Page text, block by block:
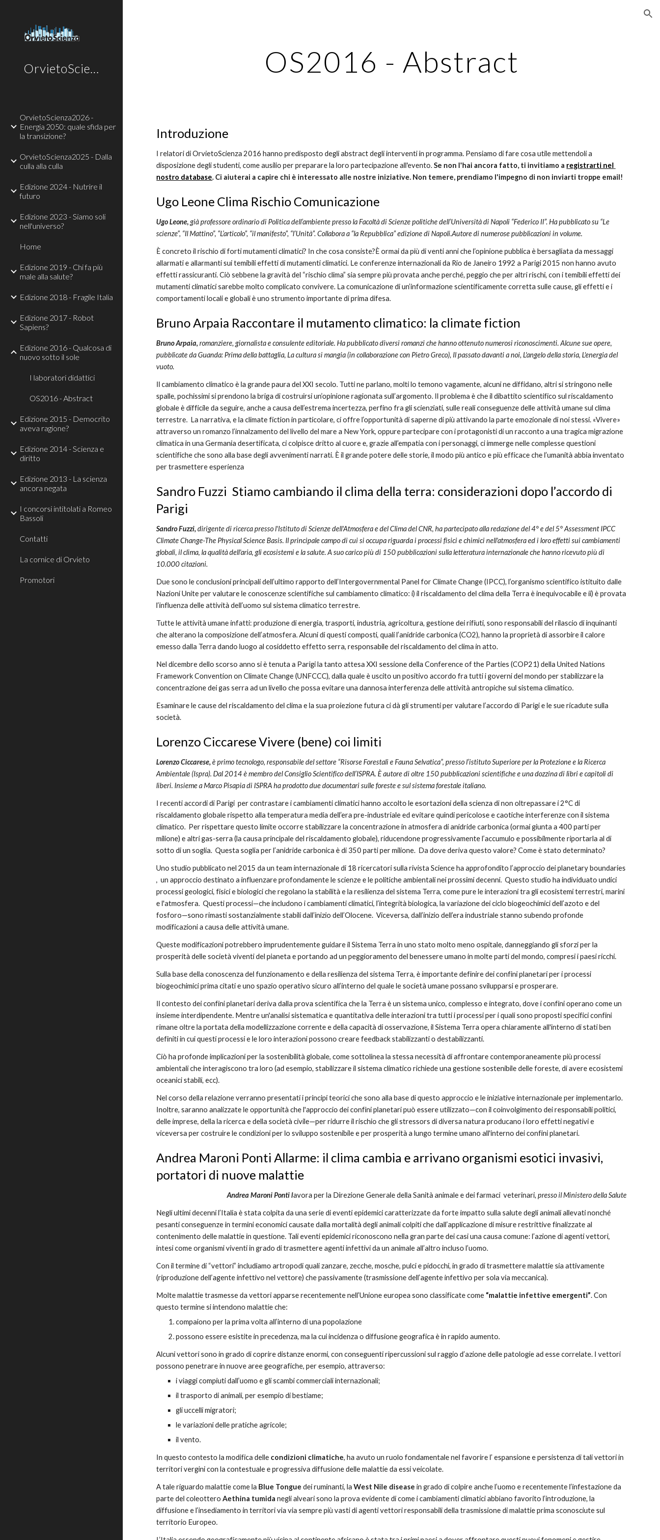
OrvietoScienza
OrvietoScienza2026 -
Energia 2050: quale sfida per
la transizione?
OrvietoScienza2025 - Dalla
culla alla culla
Edizione 2024 - Nutrire il
futuro
Edizione 2023 - Siamo soli
nell'universo?
Home
Edizione 2019 - Chi fa più
male alla salute?
Edizione 2018 - Fragile Italia
Edizione 2017 - Robot
Sapiens?
Edizione 2016 - Qualcosa di
nuovo sotto il sole
I laboratori didattici
OS2016 - Abstract
Edizione 2015 - Democrito
aveva ragione?
Edizione 2014 - Scienza e
diritto
Edizione 2013 - La scienza
ancora negata
I concorsi intitolati a Romeo
Bassoli
Contatti
La cornice di Orvieto
Promotori
OS2016 - Abstract
Introduzione
I relatori di OrvietoScienza 2016 hanno predisposto degli abstract degli interventi in programma. Pensiamo di fare cosa utile mettendoli a
disposizione degli studenti, come ausilio per preparare la loro partecipazione all'evento. Se non l'hai ancora fatto, ti invitiamo a registrarti nel
nostro database. Ci aiuterai a capire chi è interessato alle nostre iniziative. Non temere, prendiamo l'impegno di non inviarti troppe email!
Ugo Leone Clima Rischio Comunicazione
Ugo Leone, già professore ordinario di Politica dell’ambiente presso la Facoltà di Scienze politiche dell’Università di Napoli “Federico II”. Ha pubblicato su “Le
scienze”, “Il Mattino”, “L’articolo”, “il manifesto”, “l’Unità”. Collabora a “la Repubblica” edizione di Napoli.Autore di numerose pubblicazioni in volume.
È concreto il rischio di forti mutamenti climatici? In che cosa consiste?È ormai da più di venti anni che l’opinione pubblica è bersagliata da messaggi
allarmati e allarmanti sui temibili effetti di mutamenti climatici. Le conferenze internazionali da Rio de Janeiro 1992 a Parigi 2015 non hanno avuto
effetti rassicuranti. Ciò sebbene la gravità del “rischio clima” sia sempre più provata anche perché, peggio che per altri rischi, con i temibili effetti dei
mutamenti climatici sarebbe molto complicato convivere. La comunicazione di un’informazione scientificamente corretta sulle cause, gli effetti e i
comportamenti locali e globali è uno strumento importante di prima difesa.
Bruno Arpaia Raccontare il mutamento climatico: la climate fiction
Bruno Arpaia, romanziere, giornalista e consulente editoriale. Ha pubblicato diversi romanzi che hanno ottenuto numerosi riconoscimenti. Alcune sue opere,
pubblicate da Guanda: Prima della battaglia, La cultura si mangia (in collaborazione con Pietro Greco), Il passato davanti a noi, L'angelo della storia, L'energia del
vuoto.
Il cambiamento climatico è la grande paura del XXI secolo. Tutti ne parlano, molti lo temono vagamente, alcuni ne diffidano, altri si stringono nelle
spalle, pochissimi si prendono la briga di costruirsi un’opinione ragionata sull’argomento. Il problema è che il dibattito scientifico sul riscaldamento
globale è difficile da seguire, anche a causa dell’estrema incertezza, perfino fra gli scienziati, sulle reali conseguenze delle attività umane sul clima
terrestre.  La narrativa, e la climate fiction in particolare, ci offre l’opportunità di saperne di più attivando la parte emozionale di noi stessi. «Vivere»
attraverso un romanzo l’innalza­mento del livello del mare a New York, oppure partecipare con i protagonisti di un racconto a una tragica migrazione
climatica in una Germania desertificata, ci colpisce dritto al cuore e, grazie all’empatia con i personaggi, ci immerge nelle complesse questioni
scientifiche che sono alla base degli avvenimenti narrati. È il grande potere delle storie, il modo più antico e più efficace che l’umanità abbia inventato
per trasmettere esperienza
Sandro Fuzzi  Stiamo cambiando il clima della terra: considerazioni dopo l’accordo di
Parigi
Sandro Fuzzi, dirigente di ricerca presso l'Istituto di Scienze dell'Atmosfera e del Clima del CNR, ha partecipato alla redazione del 4° e del 5° Assessment IPCC
Climate Change-The Physical Science Basis. Il principale campo di cui si occupa riguarda i processi fisici e chimici nell'atmosfera ed i loro effetti sui cambiamenti
globali, il clima, la qualità dell'aria, gli ecosistemi e la salute. A suo carico più di 150 pubblicazioni sulla letteratura internazionale che hanno ricevuto più di
10.000 citazioni.
Due sono le conclusioni principali dell’ultimo rapporto dell’Intergovernmental Panel for Climate Change (IPCC), l’organismo scientifico istituito dalle
Nazioni Unite per valutare le conoscenze scientifiche sul cambiamento climatico: i) il riscaldamento del clima della Terra è inequivocabile e ii) è provata
l’influenza delle attività dell’uomo sul sistema climatico terrestre.
Tutte le attività umane infatti: produzione di energia, trasporti, industria, agricoltura, gestione dei rifiuti, sono responsabili del rilascio di inquinanti
che alterano la composizione dell’atmosfera. Alcuni di questi composti, quali l’anidride carbonica (CO2), hanno la proprietà di assorbire il calore
emesso dalla Terra dando luogo al cosiddetto effetto serra, responsabile del riscaldamento del clima in atto.
Nel dicembre dello scorso anno si è tenuta a Parigi la tanto attesa XXI sessione della Conference of the Parties (COP21) della United Nations
Framework Convention on Climate Change (UNFCCC), dalla quale è uscito un positivo accordo fra tutti i governi del mondo per stabilizzare la
concentrazione dei gas serra ad un livello che possa evitare una dannosa interferenza delle attività antropiche sul sistema climatico.
Esaminare le cause del riscaldamento del clima e la sua proiezione futura ci dà gli strumenti per valutare l’accordo di Parigi e le sue ricadute sulla
società.
Lorenzo Ciccarese Vivere (bene) coi limiti
Lorenzo Ciccarese, è primo tecnologo, responsabile del settore “Risorse Forestali e Fauna Selvatica”, presso l’istituto Superiore per la Protezione e la Ricerca
Ambientale (Ispra). Dal 2014 è membro del Consiglio Scientifico dell’ISPRA. È autore di oltre 150 pubblicazioni scientifiche e una dozzina di libri e capitoli di
liberi. Insieme a Marco Pisapia di ISPRA ha prodotto due documentari sulle foreste e sul sistema forestale italiano.
I recenti accordi di Parigi  per contrastare i cambiamenti climatici hanno accolto le esortazioni della scienza di non oltrepassare i 2°C di
riscaldamento globale rispetto alla temperatura media dell’era pre-industriale ed evitare quindi pericolose e caotiche interferenze con il sistema
climatico.  Per rispettare questo limite occorre stabilizzare la concentrazione in atmosfera di anidride carbonica (ormai giunta a 400 parti per
milione) e altri gas-serra (la causa principale del riscaldamento globale), riducendone progressivamente l’accumulo e possibilmente riportarla al di
sotto di un soglia.  Questa soglia per l’anidride carbonica è di 350 parti per milione.  Da dove deriva questo valore? Come è stato determinato?
Uno studio pubblicato nel 2015 da un team internazionale di 18 ricercatori sulla rivista Science ha approfondito l’approccio dei planetary boundaries
,  un approccio destinato a influenzare profondamente le scienze e le politiche ambientali nei prossimi decenni.  Questo studio ha individuato undici
processi geologici, fisici e biologici che regolano la stabilità e la resilienza del sistema Terra, come pure le interazioni tra gli ecosistemi terrestri, marini
e l'atmosfera.  Questi processi—che includono i cambiamenti climatici, l’integrità biologica, la variazione dei ciclo biogeochimici dell’azoto e del
fosforo—sono rimasti sostanzialmente stabili dall’inizio dell’Olocene.  Viceversa, dall’inizio dell’era industriale stanno subendo profonde
modificazioni a causa delle attività umane.
Queste modificazioni potrebbero imprudentemente guidare il Sistema Terra in uno stato molto meno ospitale, danneggiando gli sforzi per la
prosperità delle società viventi del pianeta e portando ad un peggioramento del benessere umano in molte parti del mondo, compresi i paesi ricchi.
Sulla base della conoscenza del funzionamento e della resilienza del sistema Terra, è importante definire dei confini planetari per i processi
biogeochimici prima citati e uno spazio operativo sicuro all’interno del quale le società umane possano svilupparsi e prosperare.
Il contesto dei confini planetari deriva dalla prova scientifica che la Terra è un sistema unico, complesso e integrato, dove i confini operano come un
insieme interdipendente. Mentre un'analisi sistematica e quantitativa delle interazioni tra tutti i processi per i quali sono proposti specifici confini
rimane oltre la portata della modellizzazione corrente e della capacità di osservazione, il Sistema Terra opera chiaramente all'interno di stati ben
definiti in cui questi processi e le loro interazioni possono creare feedback stabilizzanti o destabilizzanti.
Ciò ha profonde implicazioni per la sostenibilità globale, come sottolinea la stessa necessità di affrontare contemporaneamente più processi
ambientali che interagiscono tra loro (ad esempio, stabilizzare il sistema climatico richiede una gestione sostenibile delle foreste, di avere ecosistemi
oceanici stabili, ecc).
Nel corso della relazione verranno presentati i principi teorici che sono alla base di questo approccio e le iniziative internazionale per implementarlo.
Inoltre, saranno analizzate le opportunità che l'approccio dei confini planetari può essere utilizzato—con il coinvolgimento dei responsabili politici,
delle imprese, della la ricerca e della società civile—per ridurre il rischio che gli stressors di diversa natura producano i loro effetti negativi e
viceversa per costruire le condizioni per lo sviluppo sostenibile e per prosperità a lungo termine umano all'interno dei confini planetari.
Andrea Maroni Ponti Allarme: il clima cambia e arrivano organismi esotici invasivi,
portatori di nuove malattie
Andrea Maroni Ponti lavora per la Direzione Generale della Sanità animale e dei farmaci  veterinari, presso il Ministero della Salute
Negli ultimi decenni l’Italia è stata colpita da una serie di eventi epidemici caratterizzate da forte impatto sulla salute degli animali allevati nonché
pesanti conseguenze in termini economici causate dalla mortalità degli animali colpiti che dall’applicazione di misure restrittive finalizzate al
contenimento delle malattie in questione. Tali eventi epidemici riconoscono nella gran parte dei casi una causa comune: l’azione di agenti vettori,
intesi come organismi viventi in grado di trasmettere agenti infettivi da un animale all’altro incluso l’uomo.
Con il termine di “vettori” includiamo artropodi quali zanzare, zecche, mosche, pulci e pidocchi, in grado di trasmettere malattie sia attivamente
(riproduzione dell’agente infettivo nel vettore) che passivamente (trasmissione dell’agente infettivo per sola via meccanica).
Molte malattie trasmesse da vettori apparse recentemente nell’Unione europea sono classificate come “malattie infettive emergenti”. Con
questo termine si intendono malattie che:
compaiono per la prima volta all’interno di una popolazione
possono essere esistite in precedenza, ma la cui incidenza o diffusione geografica è in rapido aumento.
Alcuni vettori sono in grado di coprire distanze enormi, con conseguenti ripercussioni sul raggio d’azione delle patologie ad esse correlate. I vettori
possono penetrare in nuove aree geografiche, per esempio, attraverso:
i viaggi compiuti dall’uomo e gli scambi commerciali internazionali;
il trasporto di animali, per esempio di bestiame;
gli uccelli migratori;
le variazioni delle pratiche agricole;
il vento.
In questo contesto la modifica delle condizioni climatiche, ha avuto un ruolo fondamentale nel favorire l’ espansione e persistenza di tali vettori in
territori vergini con la contestuale e progressiva diffusione delle malattie da essi veicolate.
A tale riguardo malattie come la Blue Tongue dei ruminanti, la West Nile disease in grado di colpire anche l’uomo e recentemente l’infestazione da
parte del coleottero Aethina tumida negli alveari sono la prova evidente di come i cambiamenti climatici abbiano favorito l’introduzione, la
diffusione e l’insediamento in territori via via sempre più vasti di agenti vettori responsabili della trasmissione di malattie prima sconosciute sul
territorio Europeo.